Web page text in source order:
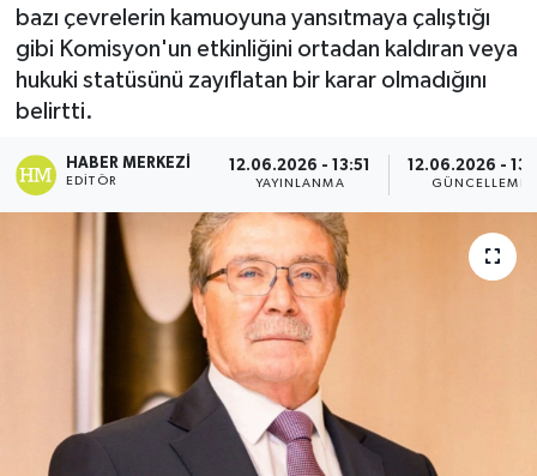
bazı çevrelerin kamuoyuna yansıtmaya çalıştığı
gibi Komisyon'un etkinliğini ortadan kaldıran veya
hukuki statüsünü zayıflatan bir karar olmadığını
belirtti.
HABER MERKEZI
EDITÖR
12.06.2026 - 13:51
YAYINLANMA
12.06.2026 -
GÜNCELLEME
ENGLISH
ESENTEPE
GÜNDEM
GÜNEY KIBRIS
İÇ HABERLER
KÜLTÜR SANAT